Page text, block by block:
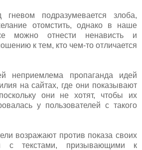
подразумевается злоба,
отомстить, однако в наше
можно отнести ненависть и
к тем, кто чем-то отличается
неприемлема пропаганда идей
на сайтах, где они показывают
они не хотят, чтобы их
у пользователей с такого
возражают против показа своих
с текстами, призывающими к